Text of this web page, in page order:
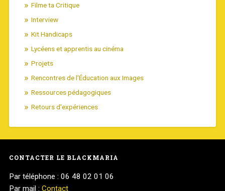
Filme ta Critique
Interview
Kit Handicaps
Lycéens et apprentis au cinéma
Projets
Rencontres de l'Éducation aux Images
Ressources pédagogiques
Retours d'expériences
CONTACTER LE BLACKMARIA
Par téléphone : 06 48 02 01 06
Par mail : Contact